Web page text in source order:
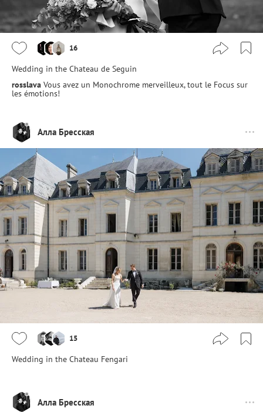
16
Wedding in the Chateau de Seguin
rosslava Vous avez un Monochrome merveilleux, tout le Focus sur
les émotions!
Алла Бресская
15
Wedding in the Chateau Fengari
Алла Бресская